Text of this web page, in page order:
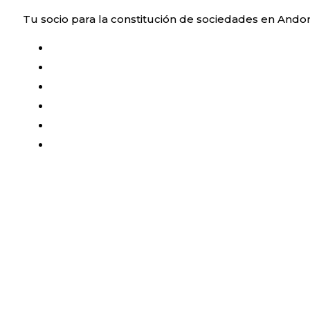
Saltar
contenido
Tu socio para la constitución de sociedades en